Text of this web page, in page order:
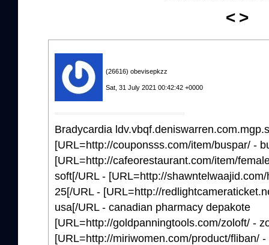
< >
(26616) obevisepkzz
Sat, 31 July 2021 00:42:42 +0000
Bradycardia
[URL=http://couponsss.com/item/buspar/ -
[URL=http://cafeorestaurant.com/item/
soft[/URL - [URL=http://
25[/URL - [URL=http://
usa[/URL - canadian pharmacy depakote
[URL=http://goldpanningtools.com/zoloft/ -
[URL=http://miriwomen.com/product/fliban/